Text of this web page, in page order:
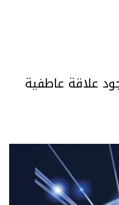
علاقة عاطفية